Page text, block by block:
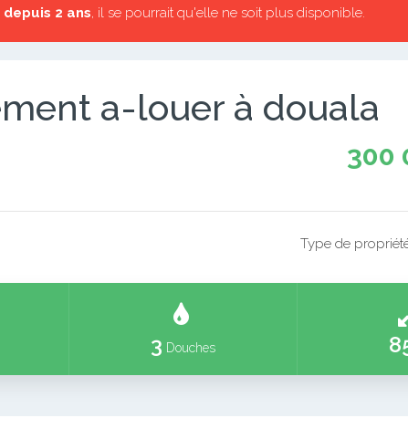
depuis 2 ans, il se pourrait qu'elle ne soit plus disponible.
a-louer à douala
300
Type de
3 Douches